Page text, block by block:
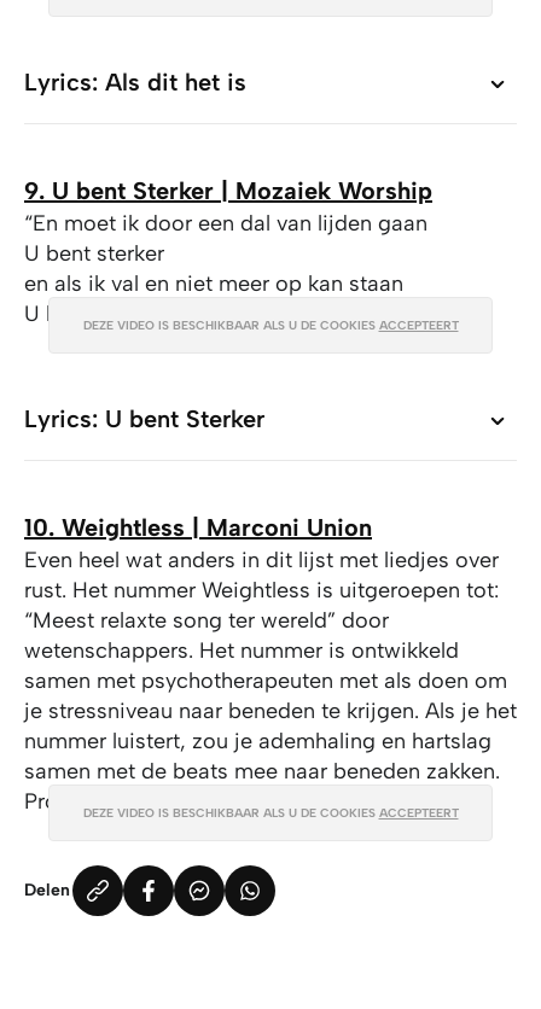
Lyrics: Als dit het is
Lyrics: Als dit het is
9. U bent Sterker | Mozaiek Worship
“En moet ik door een dal van lijden gaan
U bent sterker
en als ik val en niet meer op kan staan
U bent sterker”
DEZE VIDEO IS BESCHIKBAAR ALS U DE COOKIES ACCEPTEERT
Lyrics: U bent Sterker
Lyrics: U bent Sterker
10. Weightless | Marconi Union
Even heel wat anders in dit lijst met liedjes over
rust. Het nummer Weightless is uitgeroepen tot:
“Meest relaxte song ter wereld” door
wetenschappers. Het nummer is ontwikkeld
samen met psychotherapeuten met als doen om
je stressniveau naar beneden te krijgen. Als je het
nummer luistert, zou je ademhaling en hartslag
samen met de beats mee naar beneden zakken.
Probeer het eens!
DEZE VIDEO IS BESCHIKBAAR ALS U DE COOKIES ACCEPTEERT
Delen